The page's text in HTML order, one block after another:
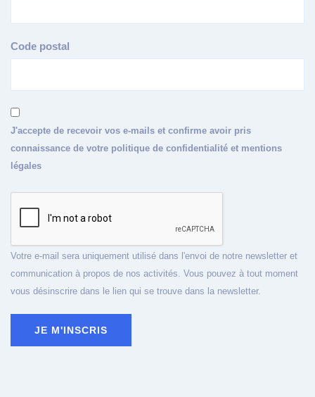
Code postal
J'accepte de recevoir vos e-mails et confirme avoir pris
connaissance de votre politique de confidentialité et mentions
légales
Votre e-mail sera uniquement utilisé dans l'envoi de notre newsletter et
communication à propos de nos activités. Vous pouvez à tout moment
vous désinscrire dans le lien qui se trouve dans la newsletter.